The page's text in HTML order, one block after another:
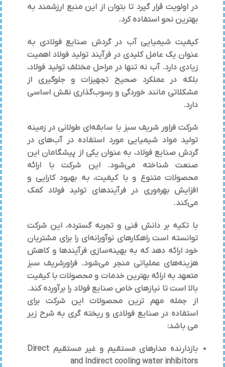
در اولویت قرار گیرد تا بتوان از این منبع ارزشمند به
بهترین نحو استفاده کرد.
کیفیت شیمیایی آب در گردش صنایع فولادی به
عنوان یک عامل کلیدی در فرآیند تولید فولاد اهمیت
زیادی دارد. آب نه تنها در مراحل مختلف تولید فولاد،
بلکه در عملکرد صحیح تجهیزات و جلوگیری از
مشکلاتی مانند خوردگی و رسوب‌گذاری نقش اساسی
دارد.
شرکت فراور شریف سبز با سابقه‌ای طولانی در زمینه
تولید مواد شیمیایی مورد استفاده در آب‌های در
گردش صنایع فولاد، به عنوان یکی از پیشگامان این
صنعت شناخته می‌شود. این شرکت با ارائه
محصولات متنوع و با کیفیت، به بهبود کارایی و
افزایش بهره‌وری در فرآیندهای تولید فولاد کمک
می‌کند.
با تکیه بر دانش فنی و تجربه گسترده، این شرکت
توانسته است راهکارهای نوآورانه‌ای را برای مشتریان
خود ارائه دهد که به بهینه‌سازی فرآیندها و کاهش
هزینه‌های عملیاتی منجر می‌شود. فراورشریف سبز
متعهد به ارائه بهترین خدمات و محصولات با کیفیت
بالا است تا نیازهای خاص صنایع فولاد را برآورده کند.
از جمله مهم ترین محصولات این شرکت برای
استفاده در صنایع فولادی و ریخته گری به شرح زیر
می باشد:
بازدارنده مدارهای مستقیم و غیر مستقیم Direct
and Indirect cooling water inhibitors